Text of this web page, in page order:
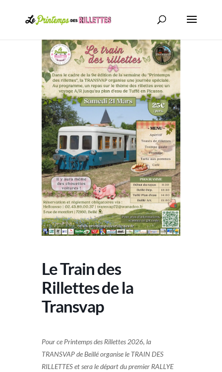
Le Train des
Rillettes de la
Transvap
Pour ce Printemps des Rillettes 2026, la
TRANSVAP de Beillé organise le TRAIN DES
RILLETTES et sera le départ du premier RALLYE